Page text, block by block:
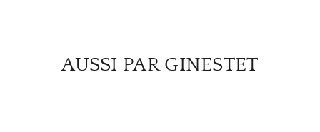
AUSSI PAR GINESTET